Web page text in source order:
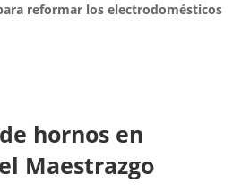
reformar los electrodomésticos
hornos en
Maestrazgo